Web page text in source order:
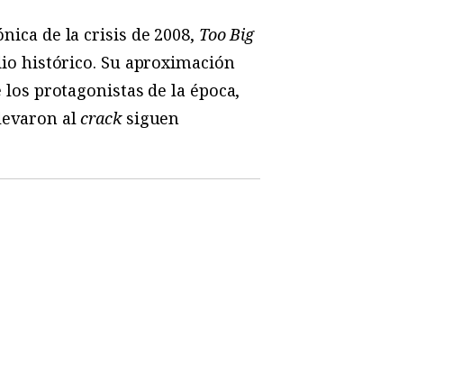
de la crisis de 2008, Too Big
histórico. Su aproximación
protagonistas de la época,
alcracksiguen